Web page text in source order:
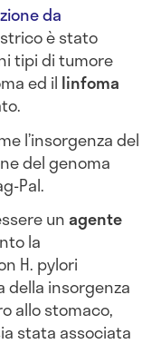
da
è stato
tipi di tumore
ed il linfoma
l’insorgenza del
del genoma
PaI.
unagente
la
H. pylori
della insorgenza
allo stomaco,
stata associata